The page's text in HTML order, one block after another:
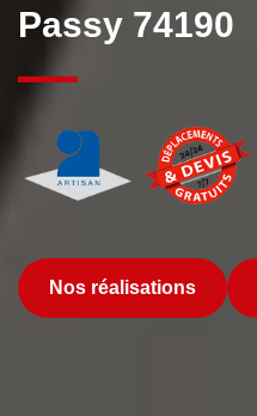
Passy 74190
Nos réalisations